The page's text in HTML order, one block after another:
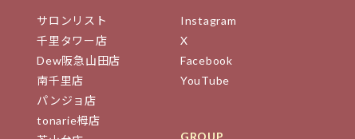
サロンリスト
千里タワー店
Dew阪急山田店
南千里店
パンジョ店
tonarie栂店
Instagram
X
Facebook
YouTube
GROUP